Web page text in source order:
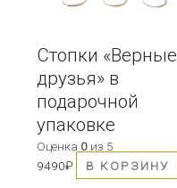
Стопки «Верные
друзья» в
подарочной
упаковке
Оценка 0 из 5
9490₽ В КОРЗИНУ